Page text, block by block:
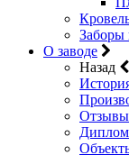
Заборы
О заводе
Назад
Отзывы